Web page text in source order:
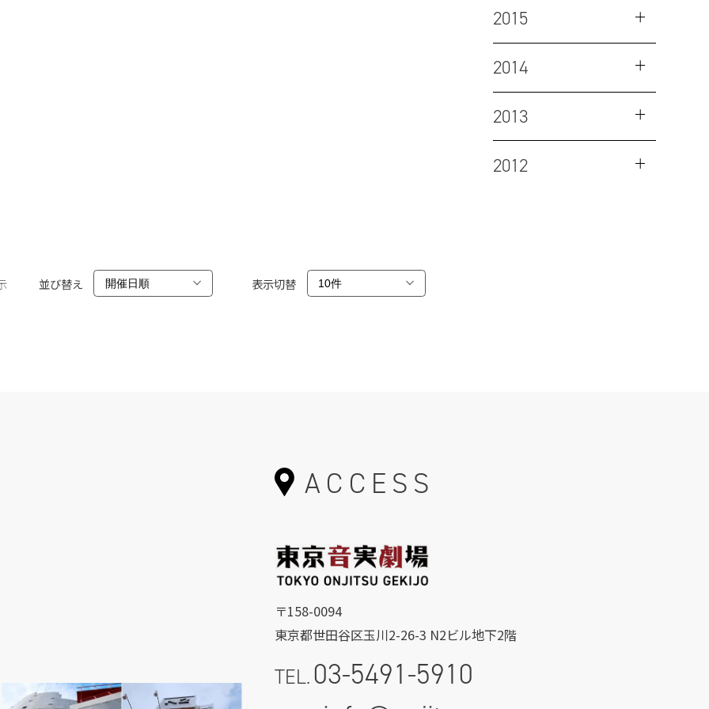
2015
2014
2013
2012
並び替え 表示切替
ACCESS
〒158-0094
東京都世田谷区玉川2-26-3 N2ビル地下2階
TEL.03-5491-5910